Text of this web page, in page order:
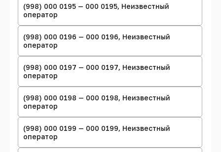
(998) 000 0195 — 000 0195, Неизвестный
оператор
(998) 000 0196 — 000 0196, Неизвестный
оператор
(998) 000 0197 — 000 0197, Неизвестный
оператор
(998) 000 0198 — 000 0198, Неизвестный
оператор
(998) 000 0199 — 000 0199, Неизвестный
оператор